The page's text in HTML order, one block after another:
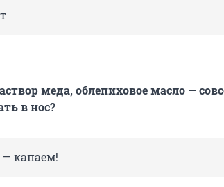
меда, облепиховое масло —
в нос?
капаем!